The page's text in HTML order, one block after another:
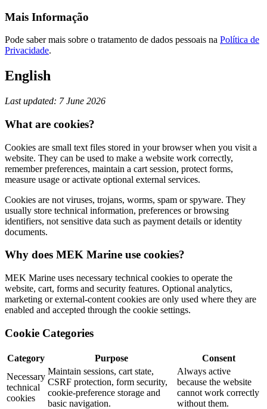
Mais Informação
Pode saber mais sobre o tratamento de dados pessoais na Política de
Privacidade.
English
Last updated: 7 June 2026
What are cookies?
Cookies are small text files stored in your browser when you visit a
website. They can be used to make a website work correctly,
remember preferences, maintain a cart session, protect forms,
measure usage or activate optional external services.
Cookies are not viruses, trojans, worms, spam or spyware. They
usually store technical information, preferences or browsing
identifiers, not sensitive data such as payment details or identity
documents.
Why does MEK Marine use cookies?
MEK Marine uses necessary technical cookies to operate the
website, cart, forms and security features. Optional analytics,
marketing or external-content cookies are only used where they are
enabled and accepted through the cookie settings.
Cookie Categories
Category Purpose
Consent
Necessary
technical
cookies
Maintain sessions, cart state,
CSRF protection, form security,
cookie-preference storage and
basic navigation.
Always active
because the website
cannot work correctly
without them.